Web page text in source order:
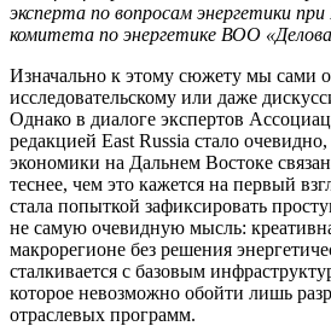
эксперта по вопросам энергетики
комитета по энергетике ВОО
Изначально к этому сюжету мы сами
исследовательскому или даже
Однако в диалоге экспертов
редакцией East Russia стало
экономики на Дальнем Востоке
теснее, чем это кажется на первый
стала попыткой зафиксировать
не самую очевидную мысль:
макрорегионе без решения
сталкивается с базовым
которое невозможно обойти лишь
отраслевых программ.